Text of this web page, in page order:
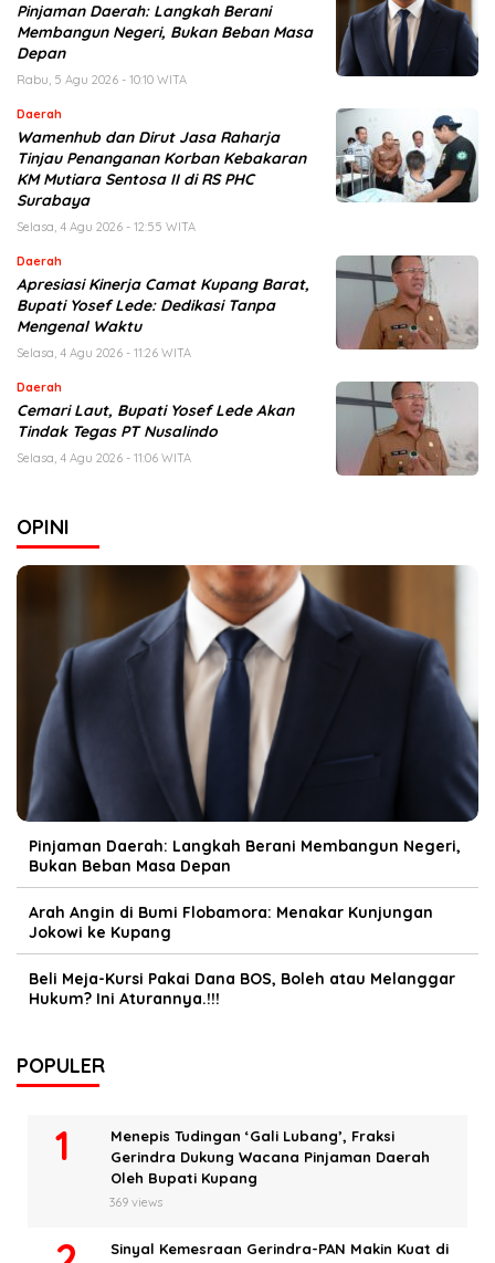
Pinjaman Daerah: Langkah Berani
Membangun Negeri, Bukan Beban Masa
Depan
Rabu, 5 Agu 2026 - 10:10 WITA
Daerah
Wamenhub dan Dirut Jasa Raharja
Tinjau Penanganan Korban Kebakaran
KM Mutiara Sentosa II di RS PHC
Surabaya
Selasa, 4 Agu 2026 - 12:55 WITA
Daerah
Apresiasi Kinerja Camat Kupang Barat,
Bupati Yosef Lede: Dedikasi Tanpa
Mengenal Waktu
Selasa, 4 Agu 2026 - 11:26 WITA
Daerah
Cemari Laut, Bupati Yosef Lede Akan
Tindak Tegas PT Nusalindo
Selasa, 4 Agu 2026 - 11:06 WITA
OPINI
Pinjaman Daerah: Langkah Berani Membangun Negeri,
Bukan Beban Masa Depan
Arah Angin di Bumi Flobamora: Menakar Kunjungan
Jokowi ke Kupang
Beli Meja-Kursi Pakai Dana BOS, Boleh atau Melanggar
Hukum? Ini Aturannya.!!!
POPULER
Menepis Tudingan ‘Gali Lubang’, Fraksi
Gerindra Dukung Wacana Pinjaman Daerah
Oleh Bupati Kupang
369 views
Sinyal Kemesraan Gerindra-PAN Makin Kuat di